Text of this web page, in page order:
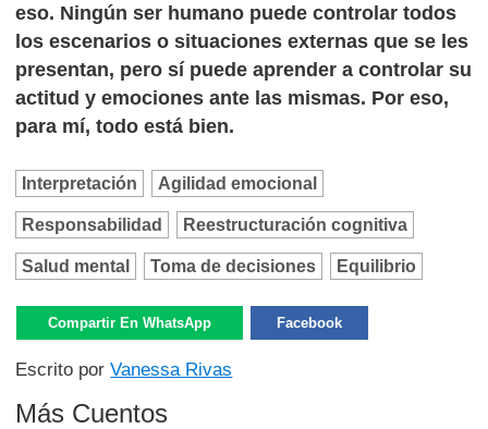
eso. Ningún ser humano puede controlar todos
los escenarios o situaciones externas que se les
presentan, pero sí puede aprender a controlar su
actitud y emociones ante las mismas. Por eso,
para mí, todo está bien.
Interpretación Agilidad emocional
Responsabilidad Reestructuración cognitiva
Salud mental Toma de decisiones Equilibrio
Compartir En WhatsApp Facebook
Escrito porVanessa Rivas
Más Cuentos